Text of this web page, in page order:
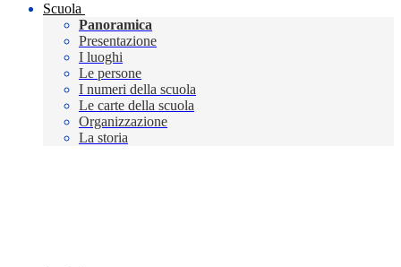
Scuola
Panoramica
Presentazione
I luoghi
Le persone
I numeri della scuola
Le carte della scuola
Organizzazione
La storia